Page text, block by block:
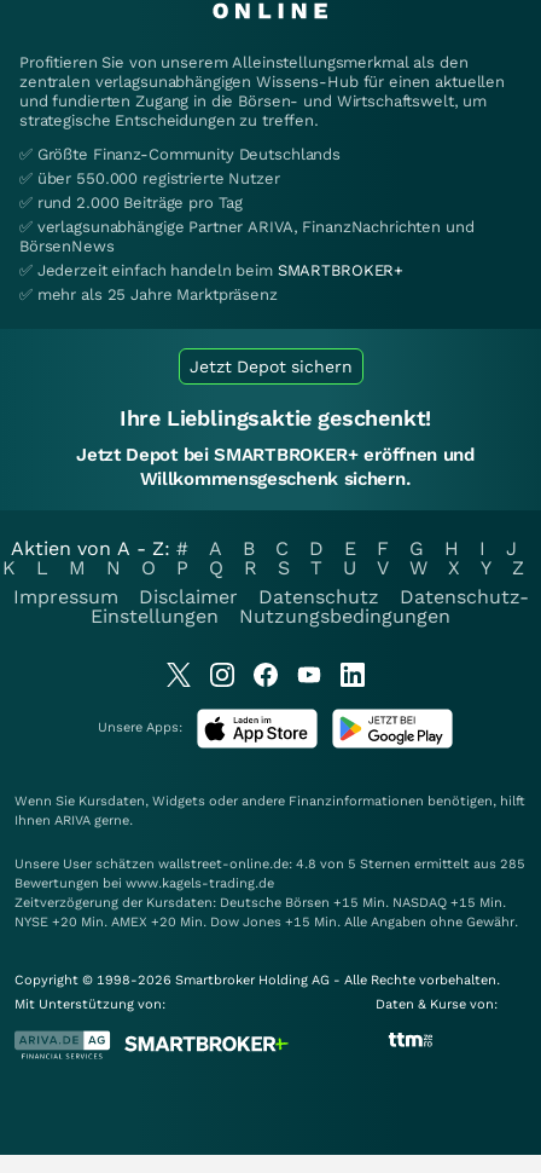
Profitieren Sie von unserem Alleinstellungsmerkmal als den
zentralen verlagsunabhängigen Wissens-Hub für einen aktuellen
und fundierten Zugang in die Börsen- und Wirtschaftswelt, um
strategische Entscheidungen zu treffen.
✅ Größte Finanz-Community Deutschlands
✅ über 550.000 registrierte Nutzer
✅ rund 2.000 Beiträge pro Tag
✅ verlagsunabhängige Partner ARIVA, FinanzNachrichten und
BörsenNews
✅ Jederzeit einfach handeln beim SMARTBROKER+
✅ mehr als 25 Jahre Marktpräsenz
Jetzt Depot sichern
Ihre Lieblingsaktie geschenkt!
Jetzt Depot bei SMARTBROKER+ eröffnen und
Willkommensgeschenk sichern.
Aktien von A - Z: # A B C D E F G H I
J
K
L M N O P Q R S T U V W X Y
Z
Impressum
Disclaimer Datenschutz
Datenschutz-
Einstellungen
Nutzungsbedingungen
Unsere Apps:
Wenn Sie Kursdaten, Widgets oder andere Finanzinformationen benötigen, hilft
Ihnen ARIVA gerne.
Unsere User schätzen wallstreet-online.de: 4.8 von 5 Sternen ermittelt aus 285
Bewertungen bei www.kagels-trading.de
Zeitverzögerung der Kursdaten: Deutsche Börsen +15 Min. NASDAQ +15 Min.
NYSE +20 Min. AMEX +20 Min. Dow Jones +15 Min. Alle Angaben ohne Gewähr.
Copyright © 1998-2026 Smartbroker Holding AG - Alle Rechte vorbehalten.
Mit Unterstützung von:
Daten & Kurse von: